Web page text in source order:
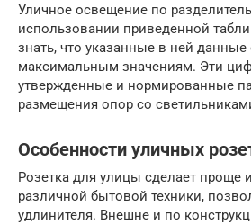
Уличное освещение по
использовании приведенной
знать, что указанные в ней данные
максимальным значениям. Эти
утвержденные и нормированные
размещения опор со
Особенности уличных
Розетка для улицы сделает проще
различной бытовой техники,
удлинителя. Внешне и по